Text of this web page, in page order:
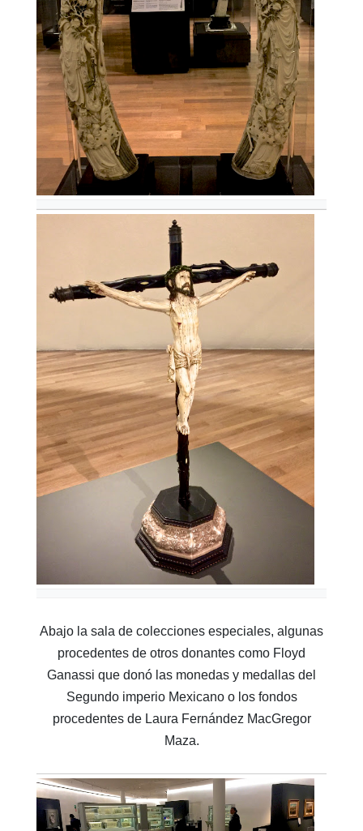
Abajo la sala de colecciones especiales, algunas
procedentes de otros donantes como Floyd
Ganassi que donó las monedas y medallas del
Segundo imperio Mexicano o los fondos
procedentes de Laura Fernández MacGregor
Maza.